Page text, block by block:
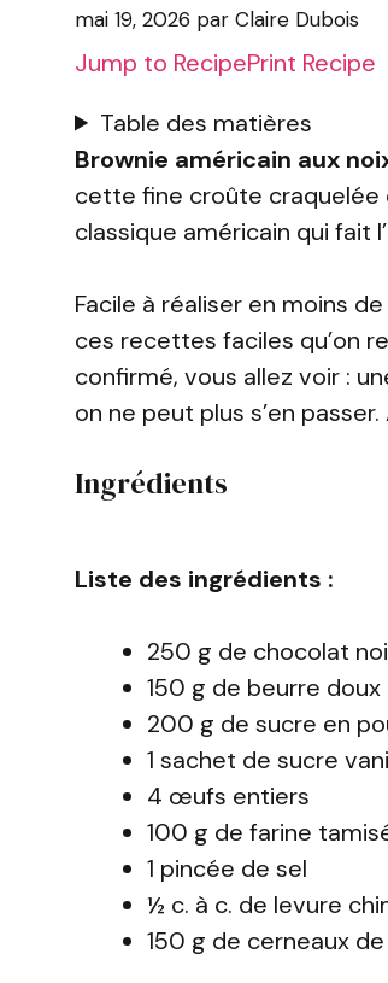
mai 19, 2026 par Claire Dubois
Jump to RecipePrint Recipe
Table des matières
Brownie américain aux
cette fine croûte craquelée
classique américain qui fait
Facile à réaliser en moins
ces recettes faciles qu’on
confirmé, vous allez voir :
on ne peut plus s’en
Ingrédients
Liste des ingrédients :
250 g de chocolat
150 g de beurre doux
200 g de sucre en
1 sachet de sucre
4 œufs entiers
100 g de farine
1 pincée de sel
½ c. à c. de levure
150 g de cerneaux